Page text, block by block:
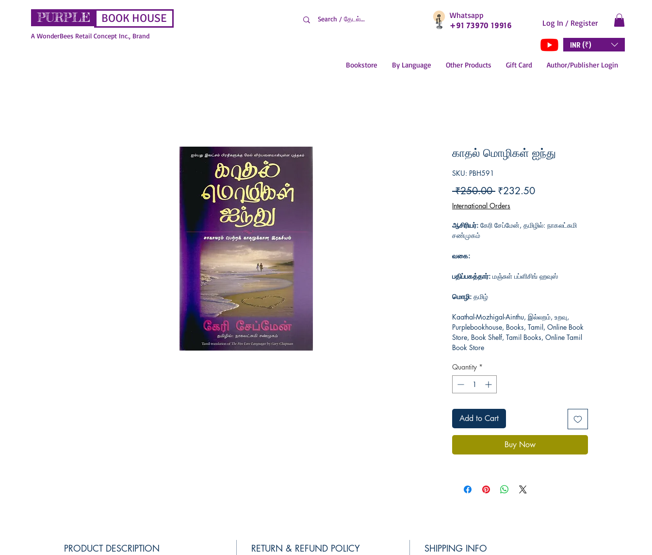
BOOK HOUSE
PURPLE
A WonderBees Retail Concept Inc., Brand
Whatsapp
+91 73970 19916
Log In / Register
INR (₹)
Bookstore By Language Other Products Gift Card Author/Publisher Login
காதல் மொழிகள் ஐந்து
SKU: PBH591
₹250.00 Regular
Price
₹232.50Sale
International Orders
ஆசிரியர்: கேரி சேப்மேன், தமிழில்: நாகலட்சுமி
சண்முகம்
வகை:
பதிப்பகத்தார்: மஞ்சுள் பப்ளிசிங் ஹவுஸ்
மொழி: தமிழ்
Kaathal-Mozhigal-Ainthu, இல்லறம், உறவு,
Purplebookhouse, Books, Tamil, Online Book
Store, Book Shelf, Tamil Books, Online Tamil
Book Store
Quantity *
Add to Cart
Buy Now
PRODUCT DESCRIPTION RETURN & REFUND POLICY SHIPPING INFO